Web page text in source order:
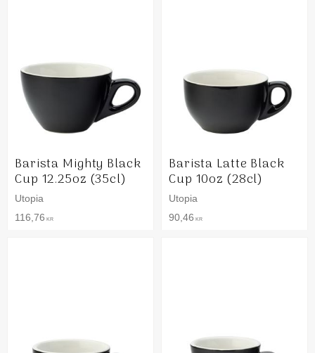
Barista Mighty Black
Cup 12.25oz (35cl)
Utopia
116,76 KR
Barista Latte Black
Cup 10oz (28cl)
Utopia
90,46 KR